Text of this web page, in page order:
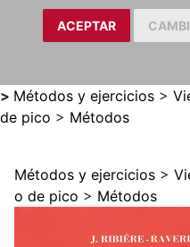
ACEPTAR
> Métodos y ejercicios >
de pico > Métodos
Métodos y ejercicios >
o de pico > Métodos